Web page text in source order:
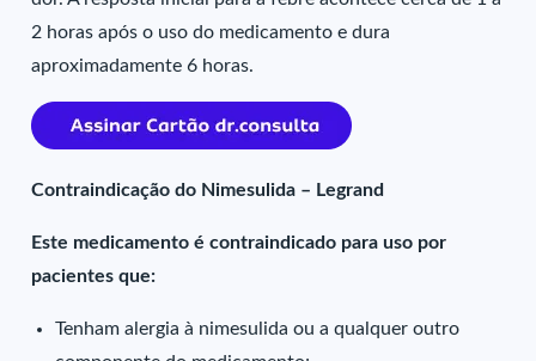
2 horas após o uso do medicamento e dura
aproximadamente 6 horas.
Contraindicação do Nimesulida – Legrand
Este medicamento é contraindicado para uso por
pacientes que:
Tenham alergia à nimesulida ou a qualquer outro